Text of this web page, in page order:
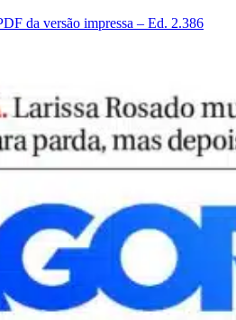
da versão impressa – Ed. 2.386